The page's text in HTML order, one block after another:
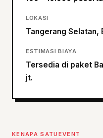
LOKASI
Tangerang Selatan,
ESTIMASI BIAYA
Tersedia di paket
jt.
KENAPA SATUEVENT